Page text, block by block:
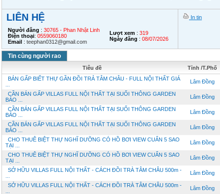
LIÊN HỆ
Người đăng : 30765 - Phan Nhật Linh
Điện thoại: 0559060180
Email : teephan0312@gmail.com
Lượt xem : 319
Ngày đăng : 08/07/2026
In tin
Tin cùng người rao
Tiêu đề
Tỉnh /T.Phố
BÁN GẤP BIẾT THỰ GẦN ĐỒI TRẢ TÂM CHÂU - FULL NỘI THẤT GIÁ
Lâm Đồng
CẦN BÁN GẤP VILLAS FULL NỘI THẤT TẠI SUỐI THÔNG GARDEN
BẢO ...
Lâm Đồng
CẦN BÁN GẤP VILLAS FULL NỘI THẤT TẠI SUỐI THÔNG GARDEN
BẢO ...
Lâm Đồng
CẦN BÁN GẤP VILLAS FULL NỘI THẤT TẠI SUỐI THÔNG GARDEN
BẢO ...
Lâm Đồng
CHO THUÊ BIỆT THỰ NGHĨ DƯỠNG CÓ HỒ BƠI VIEW CUẨN 5 SAO
TẠI ...
Lâm Đồng
CHO THUÊ BIỆT THỰ NGHĨ DƯỠNG CÓ HỒ BƠI VIEW CUẨN 5 SAO
TẠI ...
Lâm Đồng
SỞ HỮU VILLAS FULL NỘI THẤT - CÁCH ĐỒI TRÀ TÂM CHÂU 500m -
Lâm Đồng
SỞ HỮU VILLAS FULL NỘI THẤT - CÁCH ĐỒI TRÀ TÂM CHÂU 500m -
Lâm Đồng